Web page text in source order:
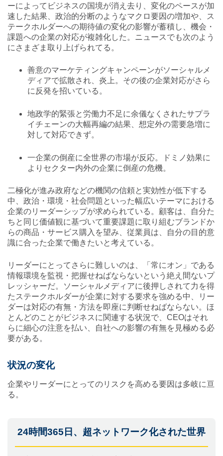
ーによってビジネスの国境が消え去り、変化のペースが加
速した結果、政治的分断のようなマクロ要因の増加や、ス
テークホルダーへの期待値の変化の影響が蓄積し、機会・
課題への企業の対応が複雑化した。ニュースでも次のよう
にさまざま取り上げられてる。
善意のマーケティングキャンペーンがソーシャルメ
ディアで拡散され、炎上。その後の企業対応がさら
に反発を招いている。
地政学的緊張と労働力不足に余儀なくされたサプラ
イチェーンの大幅再編の結果、想定外の需要急増に
対して対応できず。
一企業の倒産に全世界の市場が反応。ドミノ効果に
よりセクター内外の企業に倒産の危機。
二極化が進み政府などの機関の信頼と実効性が低下する
中、政治・環境・社会問題といった幅広いテーマにおける
企業のリーダーシップが求められている。顧客は、自分た
ちと同じ価値観に基づいて重要課題に取り組むブランドか
らの商品・サービス購入を望み、従業員は、自分の目的意
識に合った企業で働きたいと考えている。
リーダーにとってさらに難しいのは、「常にオン」である
情報環境を監視・把握せねばならないという絶え間ないプ
レッシャーだ。ソーシャルメディアに後押しされて力を得
たステークホルダーが企業に対する要求を強める中、リー
ダーは対応の有無・方法を即座に判断せねばならない。ほ
とんどのことがビジネスに関連する状況で、CEOはそれ
らに細心の注意を払い、自社への影響の有無を見極める必
要がある。
状況の変化
企業やリーダーにとってのリスクを高める要因は多岐に亘
る。
24時間365日、超ネットワーク化された世界